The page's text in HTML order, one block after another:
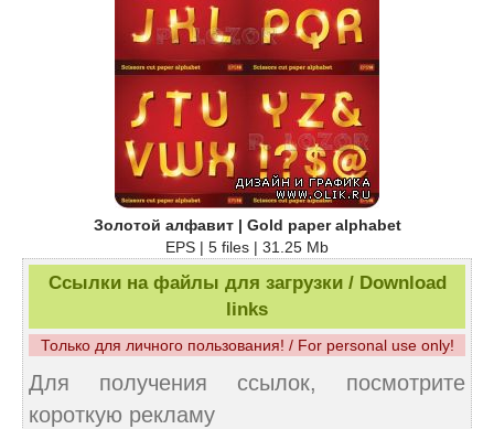
Золотой алфавит | Gold paper alphabet
EPS | 5 files | 31.25 Mb
Ссылки на файлы для загрузки / Download
links
Только для личного пользования! / For personal use only!
Для получения ссылок, посмотрите
короткую рекламу